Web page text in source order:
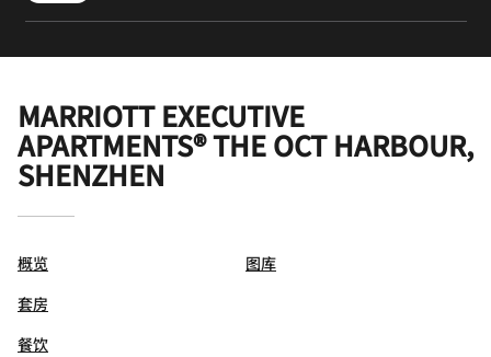
MARRIOTT EXECUTIVE
APARTMENTS® THE OCT HARBOUR,
SHENZHEN
概览
套房
餐饮
图库